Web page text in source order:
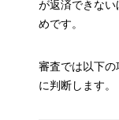
が返済できな
めです。
審査では以下
に判断します。